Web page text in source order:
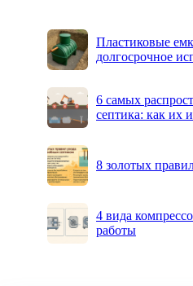
Пластиковые
долгосрочное
6 самых
септика: как их
8 золотых
4 вида
работы